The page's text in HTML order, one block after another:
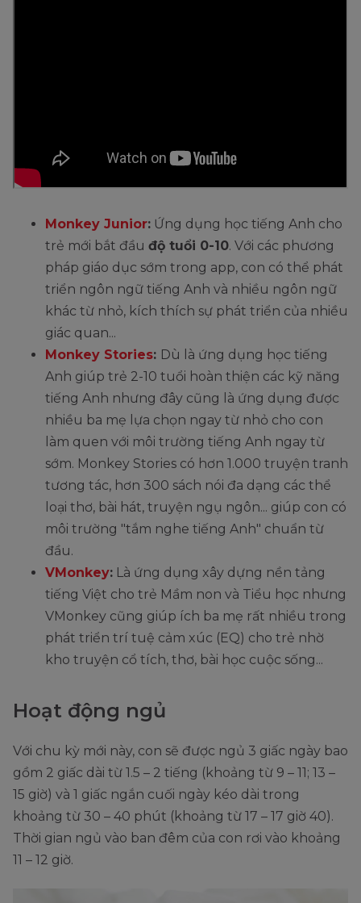
Monkey Junior: Ứng dụng học tiếng Anh cho
trẻ mới bắt đầu độ tuổi 0-10. Với các phương
pháp giáo dục sớm trong app, con có thể phát
triển ngôn ngữ tiếng Anh và nhiều ngôn ngữ
khác từ nhỏ, kích thích sự phát triển của nhiều
giác quan...
Monkey Stories: Dù là ứng dụng học tiếng
Anh giúp trẻ 2-10 tuổi hoàn thiện các kỹ năng
tiếng Anh nhưng đây cũng là ứng dụng được
nhiều ba mẹ lựa chọn ngay từ nhỏ cho con
làm quen với môi trường tiếng Anh ngay từ
sớm. Monkey Stories có hơn 1.000 truyện tranh
tương tác, hơn 300 sách nói đa dạng các thể
loại thơ, bài hát, truyện ngụ ngôn... giúp con có
môi trường "tắm nghe tiếng Anh" chuẩn từ
đầu.
VMonkey: Là ứng dụng xây dựng nền tảng
tiếng Việt cho trẻ Mầm non và Tiểu học nhưng
VMonkey cũng giúp ích ba mẹ rất nhiều trong
phát triển trí tuệ cảm xúc (EQ) cho trẻ nhờ
kho truyện cổ tích, thơ, bài học cuộc sống...
Hoạt động ngủ
Với chu kỳ mới này, con sẽ được ngủ 3 giấc ngày bao
gồm 2 giấc dài từ 1.5 – 2 tiếng (khoảng từ 9 – 11; 13 –
15 giờ) và 1 giấc ngắn cuối ngày kéo dài trong
khoảng từ 30 – 40 phút (khoảng từ 17 – 17 giờ 40).
Thời gian ngủ vào ban đêm của con rơi vào khoảng
11 – 12 giờ.